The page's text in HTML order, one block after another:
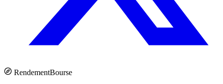
RendementBourse